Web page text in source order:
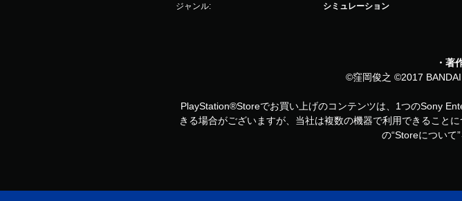
ジャンル: シミュレーション
・著
©窪岡俊之 ©2017
PlayStation®Storeでお買い上げのコンテンツは、1つのSony
きる場合がございますが、当社は複数の機器で利用できること
の“Storeについて